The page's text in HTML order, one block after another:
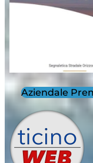
Aziendale